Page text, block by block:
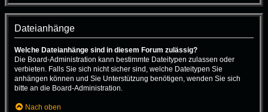
Dateianhänge
Welche Dateianhänge sind in diesem Forum zulässig?
Die Board-Administration kann bestimmte Dateitypen zulassen oder
verbieten. Falls Sie sich nicht sicher sind, welche Dateitypen Sie
anhängen können und Sie Unterstützung benötigen, wenden Sie sich
bitte an die Board-Administration.
Nach oben